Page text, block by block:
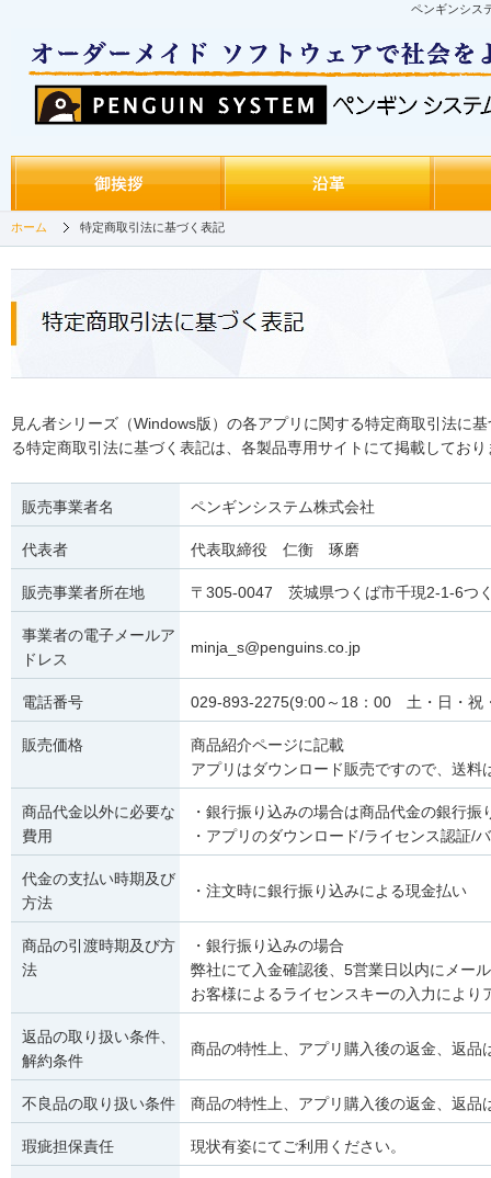
ペンギンシス
ホーム 特定商取引法に基づく表記
見ん者シリーズ（Windows版）の各アプリに関する特定商取引法に
る特定商取引法に基づく表記は、各製品専用サイトにて掲載しており
販売事業者名 ペンギンシステム株式会社
代表者 代表取締役 仁衡 琢磨
販売事業者所在地 〒305-0047 茨城県つくば市千現2-1-6つ
事業者の電子メールア
ドレス
minja_s@penguins.co.jp
電話番号 029-893-2275(9:00～18：00 土・日・祝
販売価格
商品紹介ページに記載
アプリはダウンロード販売ですので、送料
商品代金以外に必要な
費用
・銀行振り込みの場合は商品代金の銀行振
・アプリのダウンロード/ライセンス認証/
代金の支払い時期及び
方法
・注文時に銀行振り込みによる現金払い
商品の引渡時期及び方
法
・銀行振り込みの場合
弊社にて入金確認後、5営業日以内にメー
お客様によるライセンスキーの入力により
返品の取り扱い条件、
解約条件
商品の特性上、アプリ購入後の返金、返品
不良品の取り扱い条件 商品の特性上、アプリ購入後の返金、返品
瑕疵担保責任 現状有姿にてご利用ください。